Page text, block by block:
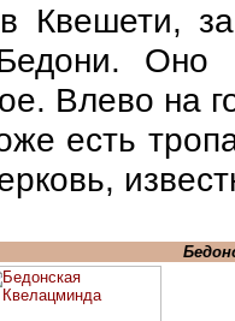
Квешети,
Оно
Влево на
есть